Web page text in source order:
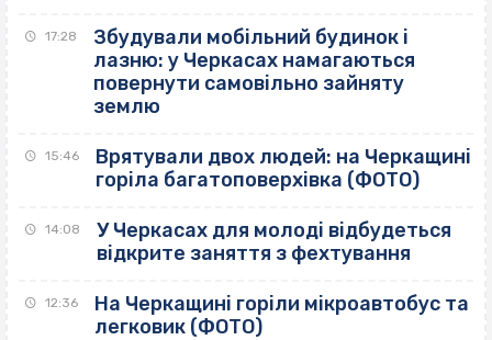
17:28
Збудували мобільний будинок і
лазню: у Черкасах намагаються
повернути самовільно зайняту
землю
15:46
Врятували двох людей: на Черкащині
горіла багатоповерхівка (ФОТО)
14:08
У Черкасах для молоді відбудеться
відкрите заняття з фехтування
12:36
На Черкащині горіли мікроавтобус та
легковик (ФОТО)